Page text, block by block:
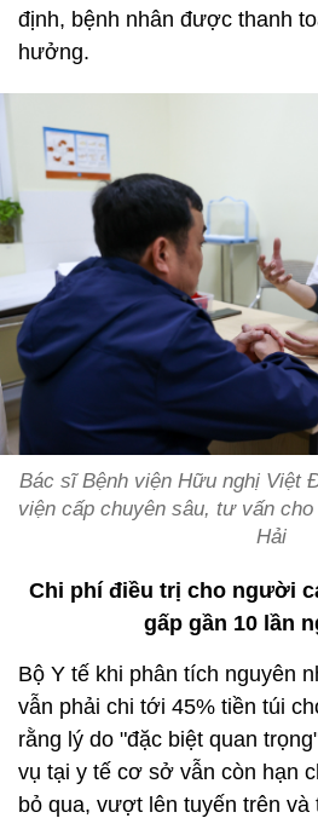
định, bệnh nhân được thanh
hưởng.
Bác sĩ Bệnh viện Hữu nghị Việt
viện cấp chuyên sâu, tư vấn
Hải
Chi phí điều trị cho người
gấp gần 10 lần
Bộ Y tế khi phân tích nguyên
vẫn phải chi tới 45% tiền túi
rằng lý do "đặc biệt quan
vụ tại y tế cơ sở vẫn còn hạn
bỏ qua, vượt lên tuyến trên và